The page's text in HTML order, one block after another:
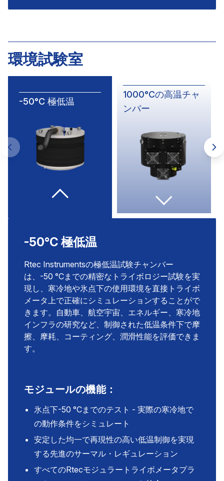
環境試験室
-50°C 極低温
1000°Cの高温チャ
ンバー
-50°C 極低温
Rtec Instrumentsの極低温試験チャンバー
は、-50 °Cまでの精密なトライボロジー試験を実
現し、寒冷地や氷点下の使用環境を直接トライボ
メータ上で正確にシミュレーションすることがで
きます。自動車、航空宇宙、エネルギー、寒冷地
インフラの研究など、制御された低温条件下で摩
擦、摩耗、コーティング、潤滑性能を評価できま
す。
モジュールの機能：
氷点下-50 °Cまでのテスト - 実際の寒冷地で
の動作条件をシミュレート
安定した均一で再現性の高い低温制御を実現
する先進のサーマル・レギュレーション
すべてのRtecモジュラートライボメータプラ